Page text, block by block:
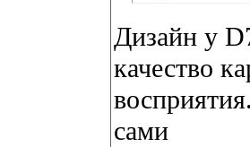
Дизайн у
качество
сами